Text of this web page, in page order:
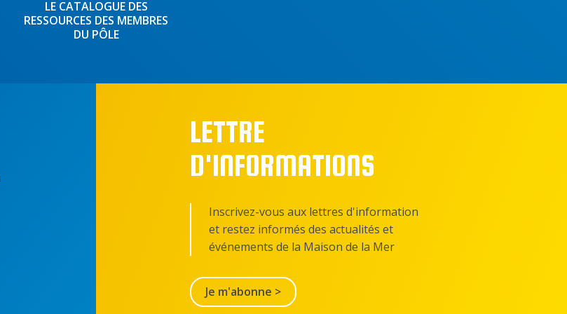
LE CATALOGUE DES
RESSOURCES DES MEMBRES
DU PÔLE
LETTRE
D'INFORMATIONS
Inscrivez-vous aux lettres d'information
et restez informés des actualités et
événements de la Maison de la Mer
Je m'abonne >